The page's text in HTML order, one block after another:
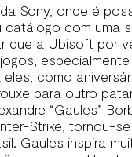
Sony, onde é
catálogo com uma
que a Ubisoft por
como
para outro
“Gaules”
Strike, tornou-
Gaules inspira